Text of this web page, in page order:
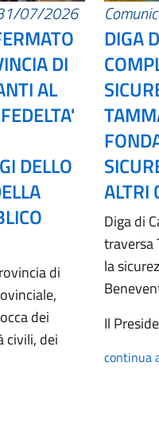
07/2026
DI
AL
DELLO
di
dei
civili, dei
DIGA
ALTRI
Diga di
traversa
la
Il
continua